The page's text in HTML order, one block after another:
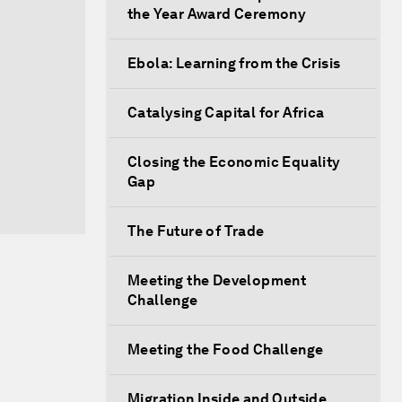
the Year Award Ceremony
Ebola: Learning from the Crisis
Catalysing Capital for Africa
Closing the Economic Equality
Gap
The Future of Trade
Meeting the Development
Challenge
Meeting the Food Challenge